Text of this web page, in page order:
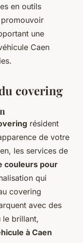
en outils
une
Caen
covering
résident
de votre
les services de
couleurs pour
qui
covering
avec des
le brillant,
à Caen